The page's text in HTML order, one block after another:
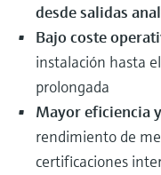
desde salidas
Bajo coste
instalación hasta
prolongada
Mayor eficiencia
rendimiento de
certificaciones